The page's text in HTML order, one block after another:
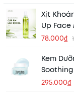
Xịt
Up Face
78.000₫
Kem
295.000₫